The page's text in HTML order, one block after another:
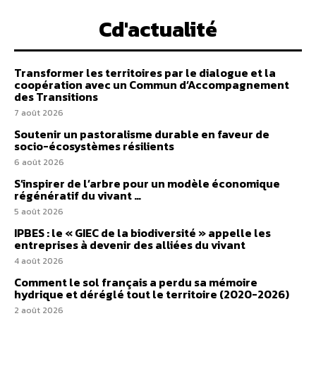
Cd'actualité
Transformer les territoires par le dialogue et la
coopération avec un Commun d’Accompagnement
des Transitions
7 août 2026
Soutenir un pastoralisme durable en faveur de
socio-écosystèmes résilients
6 août 2026
S’inspirer de l’arbre pour un modèle économique
régénératif du vivant …
5 août 2026
IPBES : le « GIEC de la biodiversité » appelle les
entreprises à devenir des alliées du vivant
4 août 2026
Comment le sol français a perdu sa mémoire
hydrique et déréglé tout le territoire (2020-2026)
2 août 2026